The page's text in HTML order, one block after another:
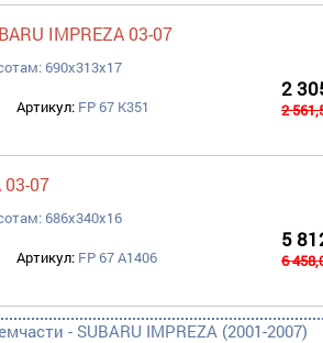
IMPREZA 03-07
690x313x17
Артикул: FP 67 K351
2
2
03-07
686x340x16
Артикул: FP 67 A1406
5
6
- SUBARU IMPREZA (2001-2007)